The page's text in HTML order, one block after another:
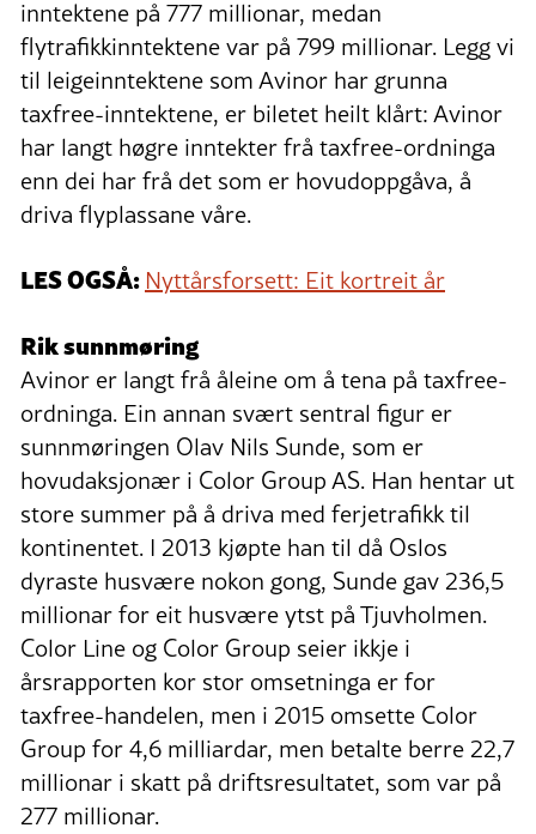
inntektene på 777 millionar, medan
flytrafikkinntektene var på 799 millionar. Legg vi
til leigeinntektene som Avinor har grunna
taxfree-inntektene, er biletet heilt klårt: Avinor
har langt høgre inntekter frå taxfree-ordninga
enn dei har frå det som er hovudoppgåva, å
driva flyplassane våre.
LES OGSÅ: Nyttårsforsett: Eit kortreit år
Rik sunnmøring
Avinor er langt frå åleine om å tena på taxfree-
ordninga. Ein annan svært sentral figur er
sunnmøringen Olav Nils Sunde, som er
hovudaksjonær i Color Group AS. Han hentar ut
store summer på å driva med ferjetrafikk til
kontinentet. I 2013 kjøpte han til då Oslos
dyraste husvære nokon gong, Sunde gav 236,5
millionar for eit husvære ytst på Tjuvholmen.
Color Line og Color Group seier ikkje i
årsrapporten kor stor omsetninga er for
taxfree-handelen, men i 2015 omsette Color
Group for 4,6 milliardar, men betalte berre 22,7
millionar i skatt på driftsresultatet, som var på
277 millionar.